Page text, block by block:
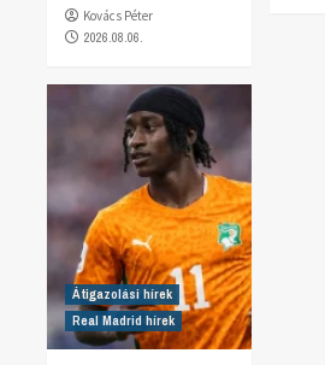
Kovács Péter
2026.08.06.
Átigazolási hírek
Real Madrid hírek